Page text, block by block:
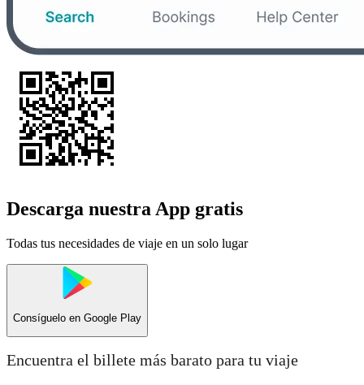
Descarga nuestra App gratis
Todas tus necesidades de viaje en un solo lugar
Consíguelo en Google Play
Encuentra el billete más barato para tu viaje